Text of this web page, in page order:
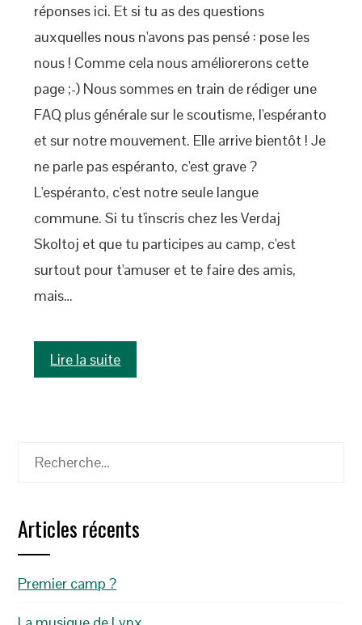
réponses ici. Et si tu as des questions
auxquelles nous n'avons pas pensé : pose les
nous ! Comme cela nous améliorerons cette
page ;-) Nous sommes en train de rédiger une
FAQ plus générale sur le scoutisme, l'espéranto
et sur notre mouvement. Elle arrive bientôt ! Je
ne parle pas espéranto, c'est grave ?
L'espéranto, c'est notre seule langue
commune. Si tu t'inscris chez les Verdaj
Skoltoj et que tu participes au camp, c'est
surtout pour t'amuser et te faire des amis,
mais…
Lire la suite
Rechercher :
Articles récents
Premier camp ?